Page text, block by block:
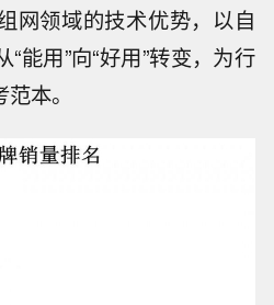
网领域的技术优势，以自
能用”向“好用”转变，为行
本。